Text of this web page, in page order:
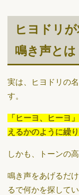
ヒヨドリ
鳴き声とは
実は、ヒヨドリの
す。
「ヒーヨ、ヒーヨ
えるかのように繰
しかも、トーンの
鳴き声をあげるだ
るで何かを探して